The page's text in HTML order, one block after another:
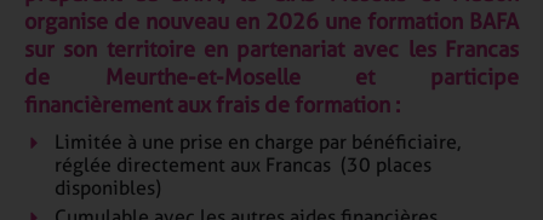
organise de nouveau en 2026 une formation BAFA
sur son territoire en partenariat avec les Francas
de Meurthe-et-Moselle et participe
financièrement aux frais de formation :
Limitée à une prise en charge par bénéficiaire,
réglée directement aux Francas (30 places
disponibles)